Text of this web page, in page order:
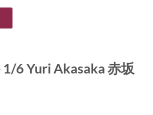
6 Yuri Akasaka 赤坂